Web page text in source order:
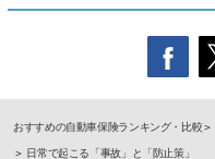
おすすめの自動車保険ランキング・比較
日常で起こる「事故」と「防止策」